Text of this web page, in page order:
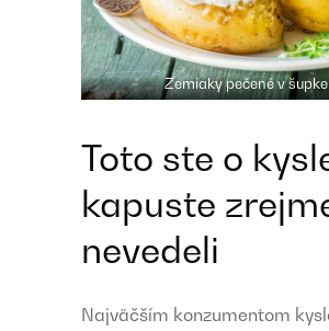
Zemiaky pečené v šupke
Toto ste o
kapuste
nevedeli
Najväčším konzumentom